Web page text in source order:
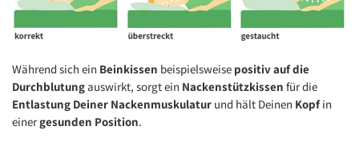
Während sich ein Beinkissen beispielsweise positiv auf die
Durchblutungauswirkt, sorgt ein Nackenstützkissen für die
Entlastung Deiner Nackenmuskulatur und hält Deinen Kopfin
einergesunden Position.